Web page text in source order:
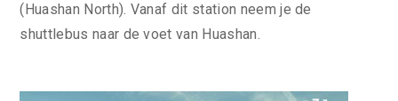
(Huashan North). Vanaf dit station neem je de
shuttlebus naar de voet van Huashan.